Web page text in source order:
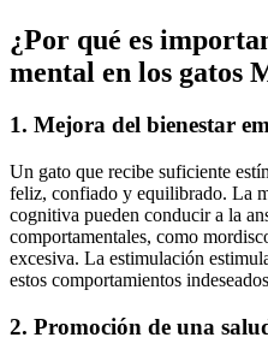
¿Por qué es
mental en los gatos
1. Mejora del bienestar
Un gato que recibe suficiente
feliz, confiado y equilibrado. La
cognitiva pueden conducir a la
comportamentales, como
excesiva. La estimulación
estos comportamientos
2. Promoción de una